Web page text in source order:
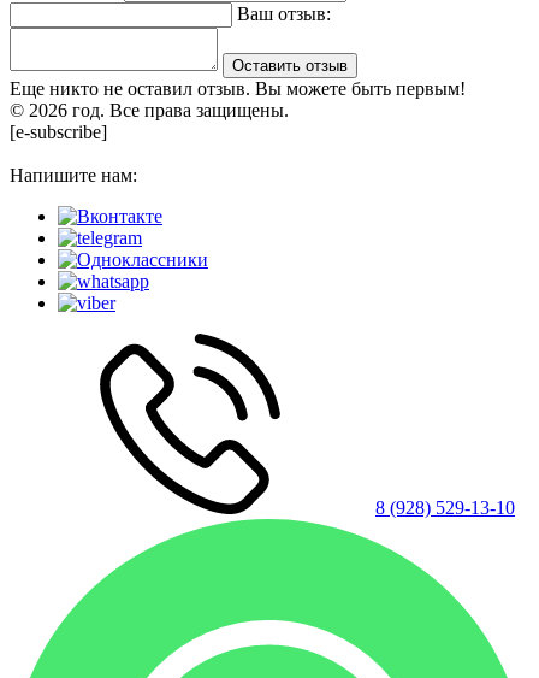
Ваш отзыв:
Оставить отзыв
Еще никто не оставил отзыв. Вы можете быть первым!
© 2026 год. Все права защищены.
[e-subscribe]
Напишите нам:
8 (928) 529-13-10